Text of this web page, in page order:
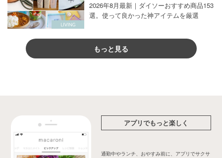
2026年8月最新｜ダイソーおすすめ商品153
選。使って良かった神アイテムを厳選
もっと見る
アプリでもっと楽しく
通勤中やランチ、おやすみ前に、アプリでサクサ